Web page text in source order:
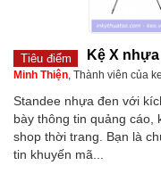
Tiêu điểm Kệ X
Minh Thiện, Thành viên của
Standee nhựa đen với
bày thông tin quảng cáo,
shop thời trang. Bạn là
tin khuyến mã...